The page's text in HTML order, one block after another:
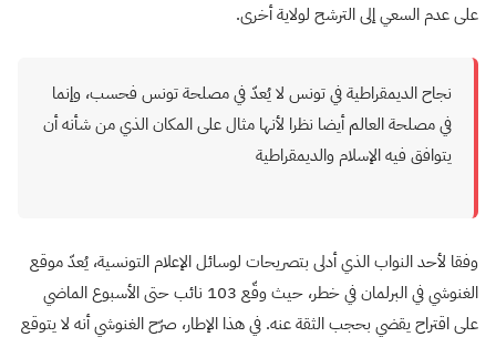
على عدم السعي إلى الترشح لولاية أخرى.
نجاح الديمقراطية في تونس لا يُعدّ في مصلحة تونس فحسب، وإنما
في مصلحة العالم أيضا نظرا لأنها مثال على المكان الذي من شأنه أن
يتوافق فيه الإسلام والديمقراطية
وفقا لأحد النواب الذي أدلى بتصريحات لوسائل الإعلام التونسية، يُعدّ موقع
الغنوشي في البرلمان في خطر، حيث وقّع 103 نائب حتى الأسبوع الماضي
على اقتراح يقضي بحجب الثقة عنه. في هذا الإطار، صرّح الغنوشي أنه لا يتوقع